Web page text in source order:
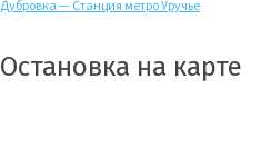
Дубровка — Станция метро Уручье
Остановка на карте